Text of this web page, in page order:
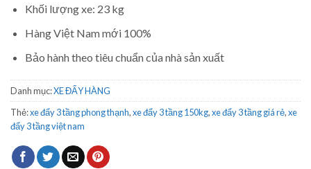
Khối lượng xe: 23 kg
Hàng Việt Nam mới 100%
Bảo hành theo tiêu chuẩn của nhà sản xuất
Danh mục:XE ĐẨY HÀNG
Thẻ:xe đẩy 3 tầng phong thạnh,xe đẩy 3 tầng 150kg,xe đẩy 3 tầng giá rẻ,xe
đẩy 3 tầng việt nam